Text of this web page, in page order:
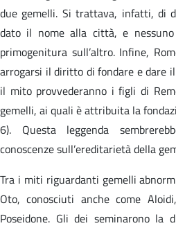
due gemelli. Si trattava, infatti, di
dato il nome alla città, e
primogenitura sull’altro. Infine,
arrogarsi il diritto di fondare e dare
il mito provvederanno i figli di
gemelli, ai quali è attribuita la
6). Questa leggenda
conoscenze sull’ereditarietà della
Tra i miti riguardanti gemelli
Oto, conosciuti anche come
Poseidone. Gli dei seminarono